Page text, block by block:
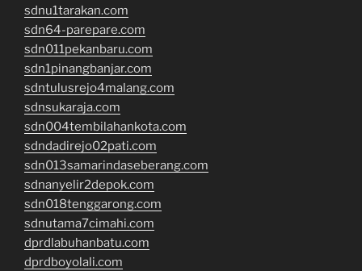
sdnu1tarakan.com
sdn64-parepare.com
sdn011pekanbaru.com
sdn1pinangbanjar.com
sdntulusrejo4malang.com
sdnsukaraja.com
sdn004tembilahankota.com
sdndadirejo02pati.com
sdn013samarindaseberang.com
sdnanyelir2depok.com
sdn018tenggarong.com
sdnutama7cimahi.com
dprdlabuhanbatu.com
dprdboyolali.com